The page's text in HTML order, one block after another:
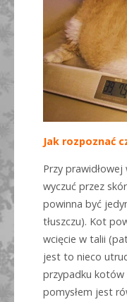
Jak rozpoznać
Przy
wyczuć przez
powinna być
tłuszczu). Kot
wcięcie w talii
jest to nieco
przypadku kotów
pomysłem jest